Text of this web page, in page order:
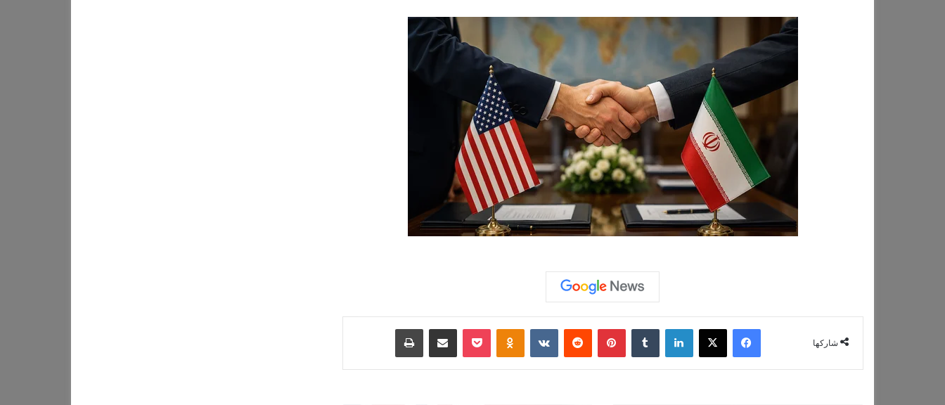
شاركها
فيسبوك ‫X لينكدإن بينتيريست ‏VKontakte